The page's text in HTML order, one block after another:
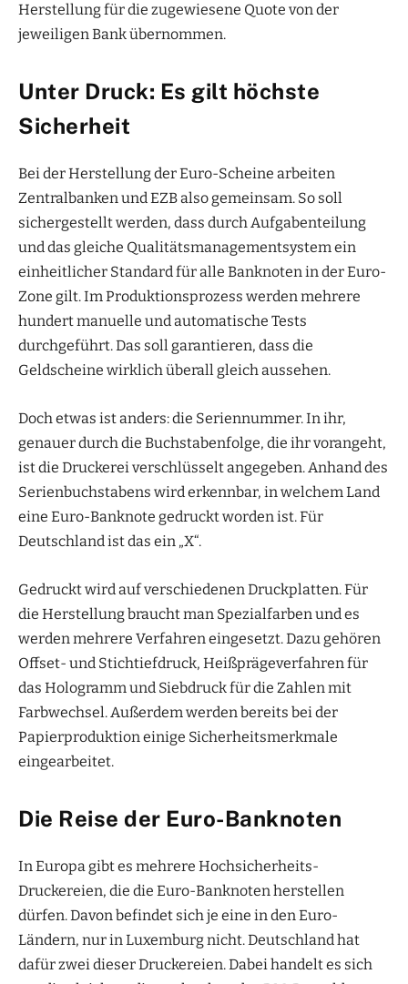
Herstellung für die zugewiesene Quote von der
jeweiligen Bank übernommen.
Unter Druck: Es gilt höchste
Sicherheit
Bei der Herstellung der Euro-Scheine arbeiten
Zentralbanken und EZB also gemeinsam. So soll
sichergestellt werden, dass durch Aufgabenteilung
und das gleiche Qualitätsmanagementsystem ein
einheitlicher Standard für alle Banknoten in der Euro-
Zone gilt. Im Produktionsprozess werden mehrere
hundert manuelle und automatische Tests
durchgeführt. Das soll garantieren, dass die
Geldscheine wirklich überall gleich aussehen.
Doch etwas ist anders: die Seriennummer. In ihr,
genauer durch die Buchstabenfolge, die ihr vorangeht,
ist die Druckerei verschlüsselt angegeben. Anhand des
Serienbuchstabens wird erkennbar, in welchem Land
eine Euro-Banknote gedruckt worden ist. Für
Deutschland ist das ein „X“.
Gedruckt wird auf verschiedenen Druckplatten. Für
die Herstellung braucht man Spezialfarben und es
werden mehrere Verfahren eingesetzt. Dazu gehören
Offset- und Stichtiefdruck, Heißprägeverfahren für
das Hologramm und Siebdruck für die Zahlen mit
Farbwechsel. Außerdem werden bereits bei der
Papierproduktion einige Sicherheitsmerkmale
eingearbeitet.
Die Reise der Euro-Banknoten
In Europa gibt es mehrere Hochsicherheits-
Druckereien, die die Euro-Banknoten herstellen
dürfen. Davon befindet sich je eine in den Euro-
Ländern, nur in Luxemburg nicht. Deutschland hat
dafür zwei dieser Druckereien. Dabei handelt es sich